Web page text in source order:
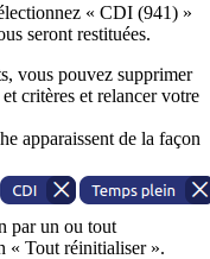
« CDI (941) »
seront restituées.
vous pouvez supprimer
critères et relancer votre
apparaissent de la façon
par un ou tout
« Tout réinitialiser ».